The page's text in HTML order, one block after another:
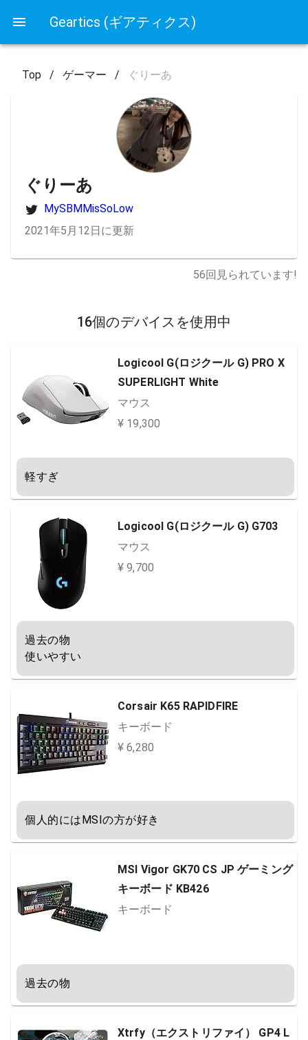
Geartics (ギアティクス)
Top / ゲーマー / ぐりーあ
ぐりーあ
MySBMMisSoLow
2021年5月12日に更新
56回見られています!
16個のデバイスを使用中
Logicool G(ロジクール G) PRO X
SUPERLIGHT White
マウス
¥ 19,300
軽すぎ
Logicool G(ロジクール G) G703
マウス
¥ 9,700
過去の物
使いやすい
Corsair K65 RAPIDFIRE
キーボード
¥ 6,280
個人的にはMSIの方が好き
MSI Vigor GK70 CS JP ゲーミング
キーボード KB426
キーボード
過去の物
Xtrfy（エクストリファイ） GP4 L